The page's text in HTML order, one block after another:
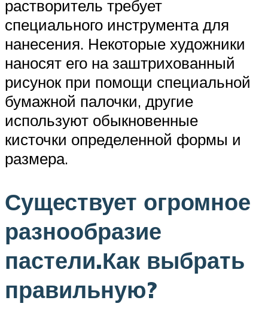
растворитель требует
специального инструмента для
нанесения. Некоторые художники
наносят его на заштрихованный
рисунок при помощи специальной
бумажной палочки, другие
используют обыкновенные
кисточки определенной формы и
размера.
Существует огромное
разнообразие
пастели.Как выбрать
правильную?